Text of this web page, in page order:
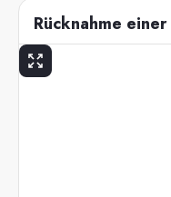
Rücknahme